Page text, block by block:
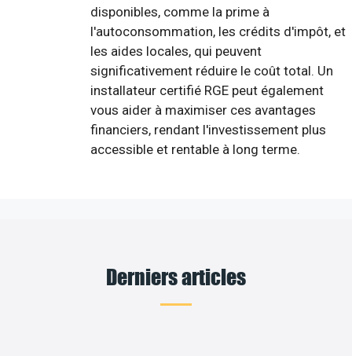
disponibles, comme la prime à
l'autoconsommation, les crédits d'impôt, et
les aides locales, qui peuvent
significativement réduire le coût total. Un
installateur certifié RGE peut également
vous aider à maximiser ces avantages
financiers, rendant l'investissement plus
accessible et rentable à long terme.
Derniers articles